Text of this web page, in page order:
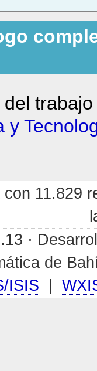
del
y
11.829
·
de
ISIS